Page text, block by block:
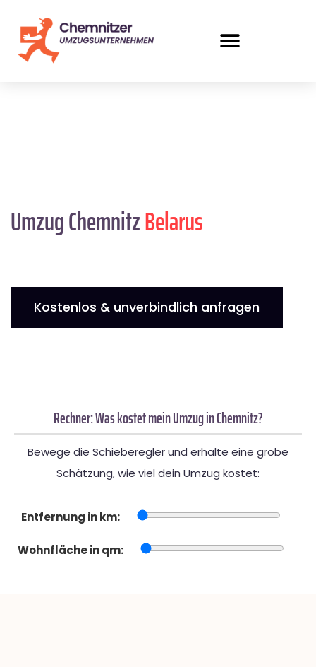
Umzug ChemnitzBelarus
Kostenlos & unverbindlich anfragen
Rechner: Was kostet mein Umzug in Chemnitz?
Bewege die Schieberegler und erhalte eine grobe
Schätzung, wie viel dein Umzug kostet:
Entfernung in km:
Wohnfläche in qm: